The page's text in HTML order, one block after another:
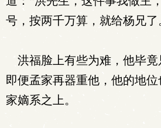
号，按两千万算，就给杨兄了
洪福脸上有些为难，他毕竟
即便孟家再器重他，他的地
家嫡系之上。